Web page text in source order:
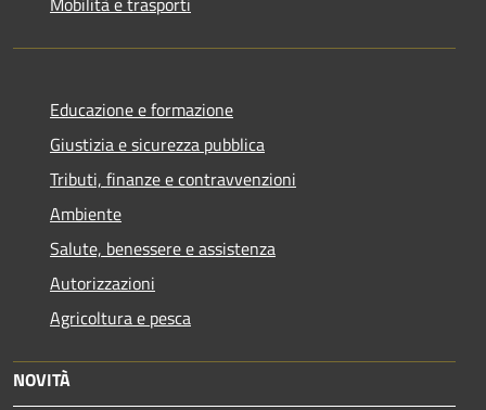
Educazione e formazione
Giustizia e sicurezza pubblica
Tributi, finanze e contravvenzioni
Ambiente
Salute, benessere e assistenza
Autorizzazioni
Agricoltura e pesca
NOVITÀ